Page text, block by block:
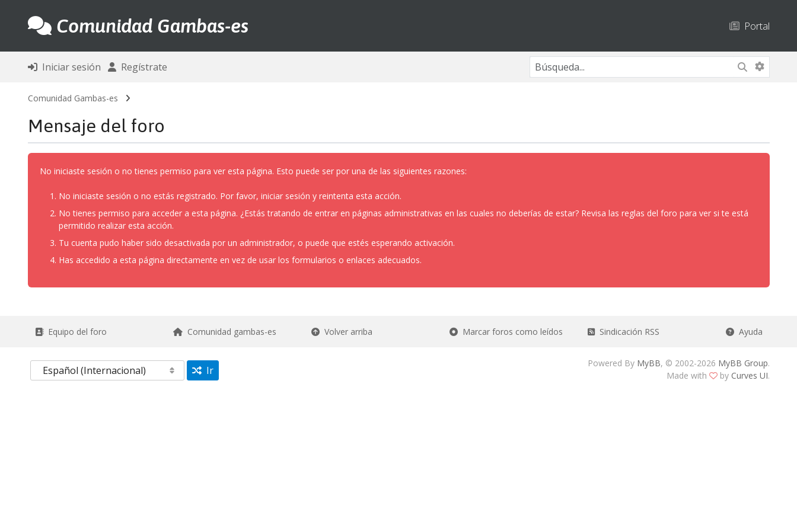
Comunidad Gambas-es Portal
Iniciar sesión Regístrate
Comunidad Gambas-es
Mensaje del foro
No iniciaste sesión o no tienes permiso para ver esta página. Esto puede ser por una de las siguientes razones:
No iniciaste sesión o no estás registrado. Por favor, iniciar sesión y reintenta esta acción.
No tienes permiso para acceder a esta página. ¿Estás tratando de entrar en páginas administrativas en las cuales no deberías de estar? Revisa las reglas del foro para ver si te está
permitido realizar esta acción.
Tu cuenta pudo haber sido desactivada por un administrador, o puede que estés esperando activación.
Has accedido a esta página directamente en vez de usar los formularios o enlaces adecuados.
Equipo del foro Comunidad gambas-es Volver arriba Marcar foros como leídos Sindicación RSS Ayuda
Ir
Powered By MyBB, © 2002-2026 MyBB Group.
Made with
by Curves UI.